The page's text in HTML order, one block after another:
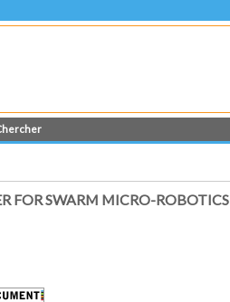
FOR SWARM MICRO-ROBOTICS